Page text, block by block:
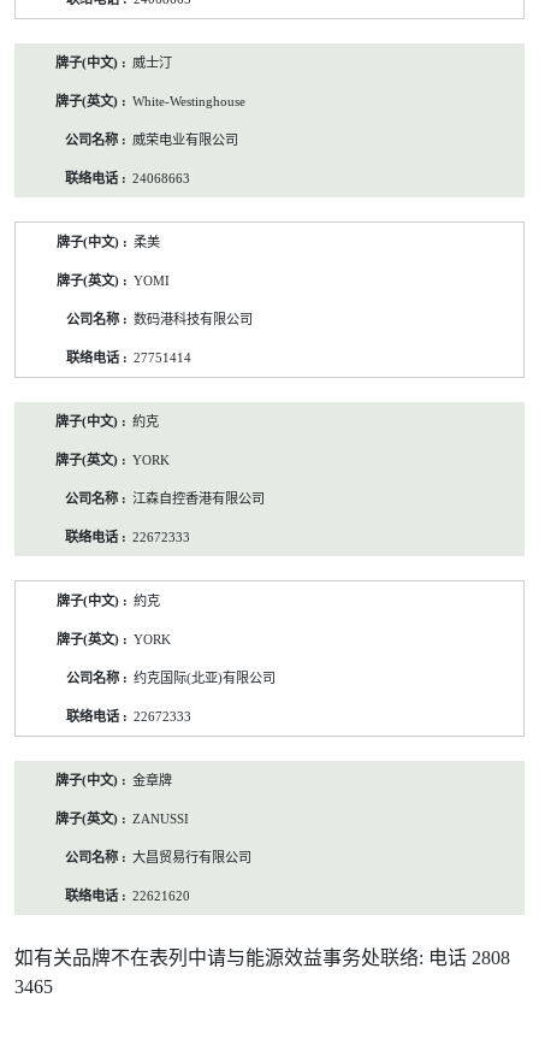
威士汀
White-Westinghouse
威荣电业有限公司
24068663
柔美
YOMI
数码港科技有限公司
27751414
約克
YORK
江森自控香港有限公司
22672333
約克
YORK
约克国际(北亚)有限公司
22672333
金章牌
ZANUSSI
大昌贸易行有限公司
22621620
如有关品牌不在表列中请与能源效益事务处联络: 电话 2808
3465